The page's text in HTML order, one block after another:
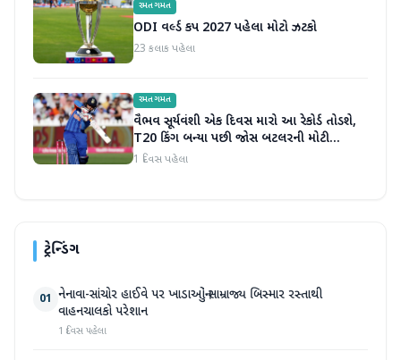
રમતગમત
ODI વર્લ્ડ કપ 2027 પહેલા મોટો ઝટકો
23 કલાક પહેલા
રમતગમત
વૈભવ સૂર્યવંશી એક દિવસ મારો આ રેકોર્ડ તોડશે,
T20 કિંગ બન્યા પછી જોસ બટલરની મોટી
ભવિષ્યવાણી
1 દિવસ પહેલા
ટ્રેન્ડિંગ
01 નેનાવા-સાંચોર હાઈવે પર ખાડાઓનું સામ્રાજ્ય બિસ્માર રસ્તાથી
વાહનચાલકો પરેશાન
1 દિવસ પહેલા